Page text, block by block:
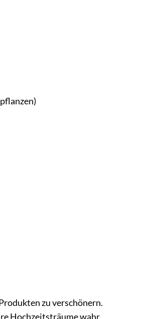
zu verschönern.